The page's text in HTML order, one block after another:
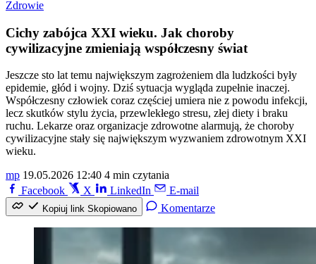
Zdrowie
Cichy zabójca XXI wieku. Jak choroby
cywilizacyjne zmieniają współczesny świat
Jeszcze sto lat temu największym zagrożeniem dla ludzkości były
epidemie, głód i wojny. Dziś sytuacja wygląda zupełnie inaczej.
Współczesny człowiek coraz częściej umiera nie z powodu infekcji,
lecz skutków stylu życia, przewlekłego stresu, złej diety i braku
ruchu. Lekarze oraz organizacje zdrowotne alarmują, że choroby
cywilizacyjne stały się największym wyzwaniem zdrowotnym XXI
wieku.
mp 19.05.2026 12:40 4 min czytania
Facebook
X LinkedIn E-mail
Kopiuj link Skopiowano Komentarze